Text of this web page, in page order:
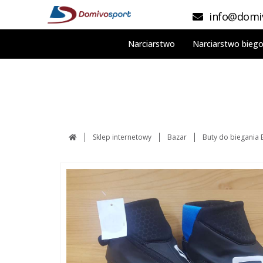
Narciarstwo Narciarstwo
Sklep internetowy Bazar Buty do biegania